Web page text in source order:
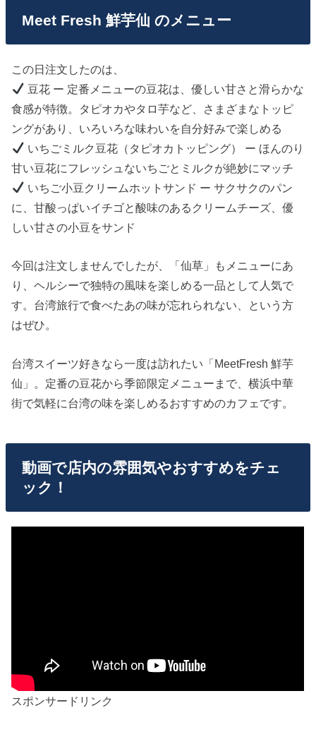
Meet Fresh 鮮芋仙 のメニュー
この日注文したのは、
豆花 ー 定番メニューの豆花は、優しい甘さと滑らかな
食感が特徴。タピオカやタロ芋など、さまざまなトッピ
ングがあり、いろいろな味わいを自分好みで楽しめる
いちごミルク豆花（タピオカトッピング） ー ほんのり
甘い豆花にフレッシュないちごとミルクが絶妙にマッチ
いちご小豆クリームホットサンド ー サクサクのパン
に、甘酸っぱいイチゴと酸味のあるクリームチーズ、優
しい甘さの小豆をサンド
今回は注文しませんでしたが、「仙草」もメニューにあ
り、ヘルシーで独特の風味を楽しめる一品として人気で
す。台湾旅行で食べたあの味が忘れられない、という方
はぜひ。
台湾スイーツ好きなら一度は訪れたい「MeetFresh 鮮芋
仙」。定番の豆花から季節限定メニューまで、横浜中華
街で気軽に台湾の味を楽しめるおすすめのカフェです。
動画で店内の雰囲気やおすすめをチェ
ック！
スポンサードリンク